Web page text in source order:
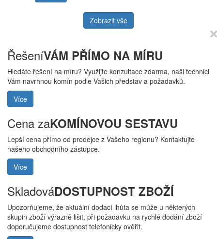
Zobrazit vše
ŘešeníVÁM PŘÍMO NA MÍRU
Hledáte řešení na míru? Využijte konzultace zdarma, naši technici
Vám navrhnou komín podle Vašich představ a požadavků.
Více
Cena zaKOMÍNOVOU SESTAVU
Lepší cena přímo od prodejce z Vašeho regionu? Kontaktujte
našeho obchodního zástupce.
Více
SkladováDOSTUPNOST ZBOŽÍ
Upozorňujeme, že aktuální dodací lhůta se může u některých
skupin zboží výrazně lišit, při požadavku na rychlé dodání zboží
doporučujeme dostupnost telefonicky ověřit.